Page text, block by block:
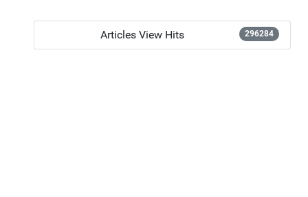
Articles View Hits 296284